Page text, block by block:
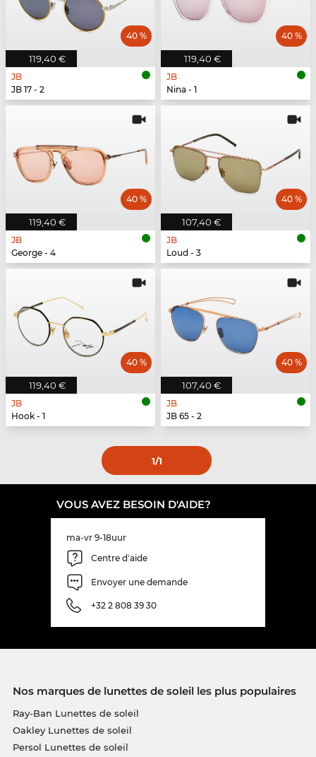
119,40 €
40 %
JB
JB 17 - 2
119,40 €
40 %
JB
Nina - 1
119,40 €
40 %
JB
George - 4
107,40 €
40 %
JB
Loud - 3
119,40 €
40 %
JB
Hook - 1
107,40 €
40 %
JB
JB 65 - 2
1/1
VOUS AVEZ BESOIN D'AIDE?
ma-vr 9-18uur
Centre d'aide
Envoyer une demande
+32 2 808 39 30
Nos marques de lunettes de soleil les plus populaires
Ray-Ban Lunettes de soleil
Oakley Lunettes de soleil
Persol Lunettes de soleil